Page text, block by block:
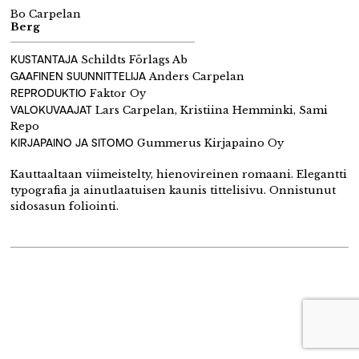
Bo Carpelan
Berg
KUSTANTAJA Schildts Förlags Ab
GAAFINEN SUUNNITTELIJAAnders Carpelan
REPRODUKTIO Faktor Oy
VALOKUVAAJAT Lars Carpelan, Kristiina Hemminki, Sami
Repo
KIRJAPAINO JA SITOMO Gummerus Kirjapaino Oy
Kauttaaltaan viimeistelty, hienovireinen romaani. Elegantti
typografia ja ainutlaatuisen kaunis tittelisivu. Onnistunut
sidosasun foliointi.